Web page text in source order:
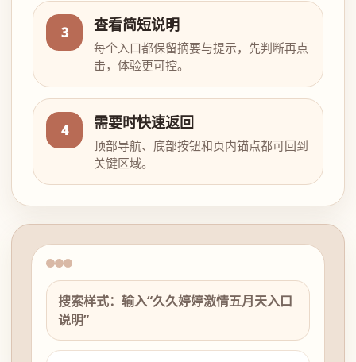
3 查看简短说明
每个入口都保留摘要与提示，先判断再点
击，体验更可控。
4 需要时快速返回
顶部导航、底部按钮和页内锚点都可回到
关键区域。
搜索样式：输入“久久婷婷激情五月天入口
说明”